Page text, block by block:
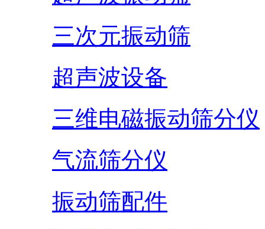
三次元振动筛
超声波设备
三维电磁振动筛分仪
气流筛分仪
振动筛配件